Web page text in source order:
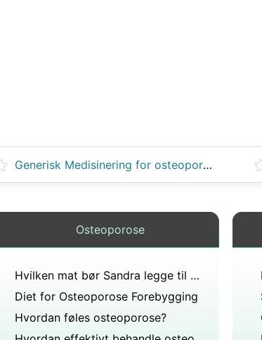
Generisk Medisinering for osteoporose
Osteoporose
Hvilken mat bør Sandra legge til kostholdet hvis hun har en familiehistorie med osteoporose?
Diet for Osteoporose Forebygging
Hvordan føles osteoporose?